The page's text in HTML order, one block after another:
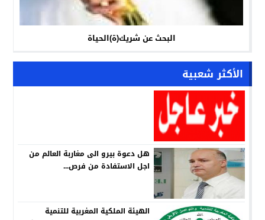
البحث عن شريك(ة)الحياة
الأكثر شعبية
هل دعوة بيرو الى مغاربة العالم من
اجل الاستفادة من فرص...
الهيئة الملكية المغربية للتنمية